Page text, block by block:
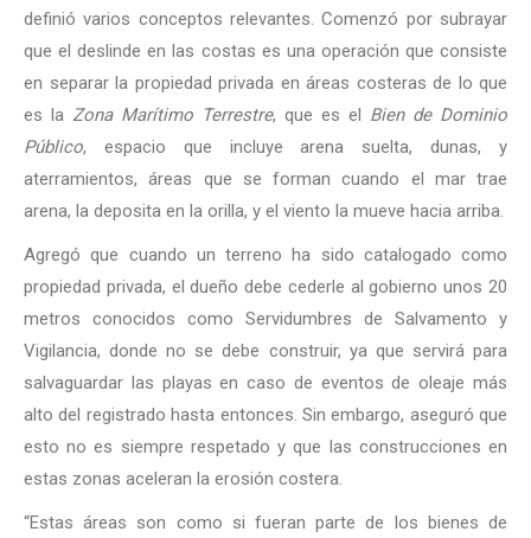
definió varios conceptos relevantes. Comenzó por subrayar
que el deslinde en las costas es una operación que consiste
en separar la propiedad privada en áreas costeras de lo que
es la Zona Marítimo Terrestre, que es el Bien de Dominio
Público, espacio que incluye arena suelta, dunas, y
aterramientos, áreas que se forman cuando el mar trae
arena, la deposita en la orilla, y el viento la mueve hacia arriba.
Agregó que cuando un terreno ha sido catalogado como
propiedad privada, el dueño debe cederle al gobierno unos 20
metros conocidos como Servidumbres de Salvamento y
Vigilancia, donde no se debe construir, ya que servirá para
salvaguardar las playas en caso de eventos de oleaje más
alto del registrado hasta entonces. Sin embargo, aseguró que
esto no es siempre respetado y que las construcciones en
estas zonas aceleran la erosión costera.
“Estas áreas son como si fueran parte de los bienes de